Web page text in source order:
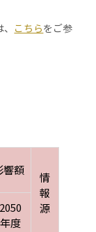
こちらをご参
響額
情
報
源
2050
年度